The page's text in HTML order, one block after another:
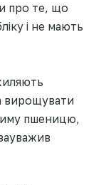
про те, що
і не мають
вирощувати
пшеницю,